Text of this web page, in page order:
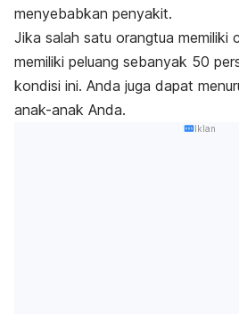
menyebabkan penyakit.
Jika salah satu orangtua memiliki
memiliki peluang sebanyak 50
kondisi ini. Anda juga dapat
anak-anak Anda.
Iklan